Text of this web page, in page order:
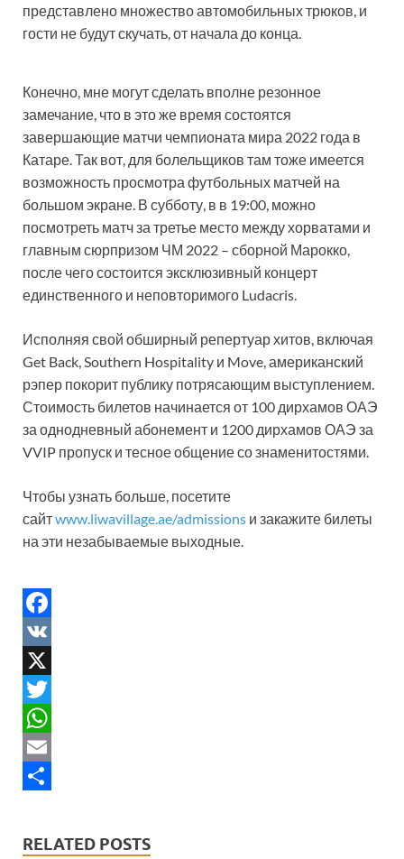
представлено множество автомобильных трюков, и
гости не будут скучать, от начала до конца.
Конечно, мне могут сделать вполне резонное
замечание, что в это же время состоятся
завершающие матчи чемпионата мира 2022 года в
Катаре. Так вот, для болельщиков там тоже имеется
возможность просмотра футбольных матчей на
большом экране. В субботу, в в 19:00, можно
посмотреть матч за третье место между хорватами и
главным сюрпризом ЧМ 2022 – сборной Марокко,
после чего состоится эксклюзивный концерт
единственного и неповторимого Ludacris.
Исполняя свой обширный репертуар хитов, включая
Get Back, Southern Hospitality и Move, американский
рэпер покорит публику потрясающим выступлением.
Стоимость билетов начинается от 100 дирхамов ОАЭ
за однодневный абонемент и 1200 дирхамов ОАЭ за
VVIP пропуск и тесное общение со знаменитостями.
Чтобы узнать больше, посетите
сайтwww.liwavillage.ae/admissions и закажите билеты
на эти незабываемые выходные.
F
a
c
e
b
o
V
K
X
T
w
W
hE
RELATED POSTS